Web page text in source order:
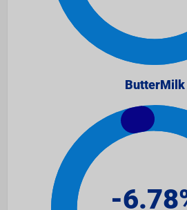
ButterMilk